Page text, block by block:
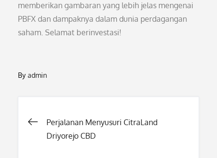
memberikan gambaran yang lebih jelas mengenai
PBFX dan dampaknya dalam dunia perdagangan
saham. Selamat berinvestasi!
Byadmin
Post
Perjalanan Menyusuri CitraLand
Driyorejo CBD